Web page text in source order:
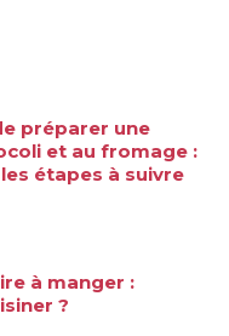
préparer une
et au fromage :
étapes à suivre
à manger :
?